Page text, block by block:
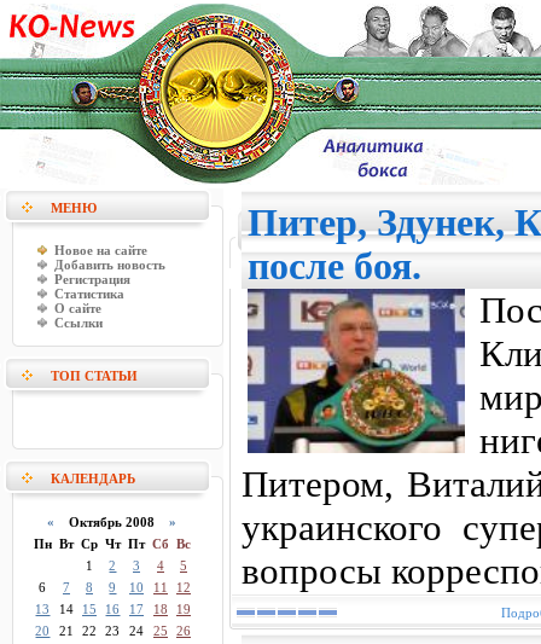
МЕНЮ
Новое на сайте
Добавить новость
Регистрация
Статистика
О сайте
Ссылки
ТОП СТАТЬИ
КАЛЕНДАРЬ
« Октябрь 2008»
Пн Вт Ср Чт Пт Сб Вс
1
2 3 4
5
6
7 8 9 10 11
12
13
14 15 16 17 18
19
20
21 22 23 24 25
26
Питер, Здунек,
после боя.
Питером,
украинского
вопросы